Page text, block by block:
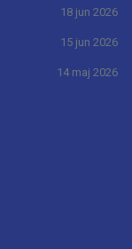
18 jun 2026
15 jun 2026
14 maj 2026